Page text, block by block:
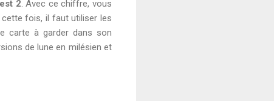
2. Avec ce chiffre, vous
cette fois, il faut utiliser les
carte à garder dans son
de lune en milésien et